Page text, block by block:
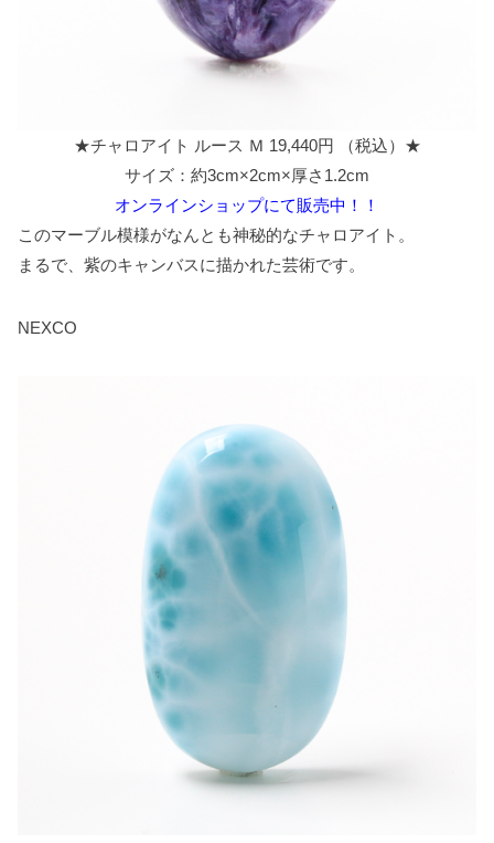
★チャロアイト ルース Ｍ 19,440円 （税込）★
サイズ：約3cm×2cm×厚さ1.2cm
オンラインショップにて販売中！！
このマーブル模様がなんとも神秘的なチャロアイト。
まるで、紫のキャンバスに描かれた芸術です。
NEXCO